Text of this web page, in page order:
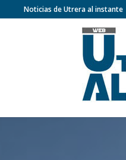
Noticias de Utrera al instante